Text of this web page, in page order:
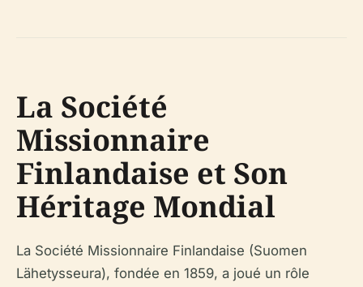
La Société
Missionnaire
Finlandaise et Son
Héritage Mondial
La Société Missionnaire Finlandaise (Suomen
Lähetysseura), fondée en 1859, a joué un rôle